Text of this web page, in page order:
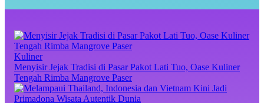
Kuliner
Menyisir Jejak Tradisi di Pasar Pakot Lati Tuo, Oase Kuliner
Tengah Rimba Mangrove Paser